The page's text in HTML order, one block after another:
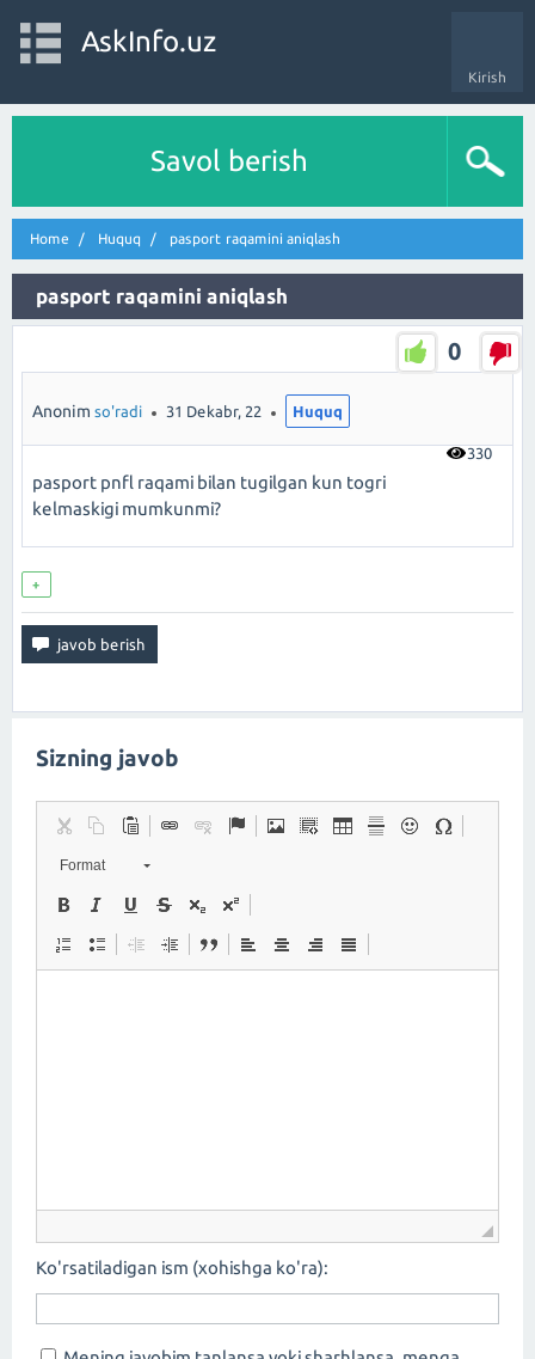
Kirish
AskInfo.uz
Savol berish
Home Huquq pasport raqamini aniqlash
pasport raqamini aniqlash
0
330
Anonim so'radi 31 Dekabr, 22 Huquq
pasport pnfl raqami bilan tugilgan kun togri
kelmaskigi mumkunmi?
+
Sizning javob
Format
Ko'rsatiladigan ism (xohishga ko'ra):